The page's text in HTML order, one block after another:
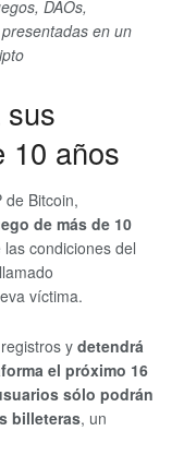
DAOs,
en un
10 años
de Bitcoin,
de más de 10
condiciones del
víctima.
y detendrá
el próximo 16
sólo podrán
billeteras, un